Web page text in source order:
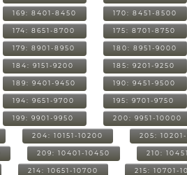
169: 8401-8450 170: 8451-8500
174: 8651-8700 175: 8701-8750
179: 8901-8950 180: 8951-9000
184: 9151-9200 185: 9201-9250
189: 9401-9450 190: 9451-9500
194: 9651-9700 195: 9701-9750
199: 9901-9950 200: 9951-10000
204: 10151-10200 205:
209: 10401-10450 210:
214: 10651-10700 215: 10701-